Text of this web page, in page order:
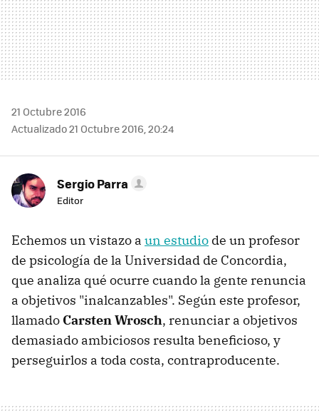
21 Octubre 2016
Actualizado 21 Octubre 2016, 20:24
Sergio Parra
Editor
Echemos un vistazo a un estudio de un profesor
de psicología de la Universidad de Concordia,
que analiza qué ocurre cuando la gente renuncia
a objetivos "inalcanzables". Según este profesor,
llamado Carsten Wrosch, renunciar a objetivos
demasiado ambiciosos resulta beneficioso, y
perseguirlos a toda costa, contraproducente.